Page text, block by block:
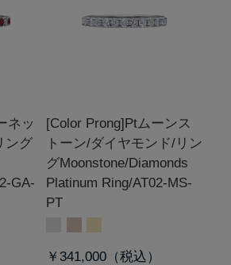
ネッ
ング
GA-
[Color Prong]Ptムーンス
トーン/ダイヤモンド/リン
グMoonstone/Diamonds
Platinum Ring/AT02-MS-
PT
￥341,000